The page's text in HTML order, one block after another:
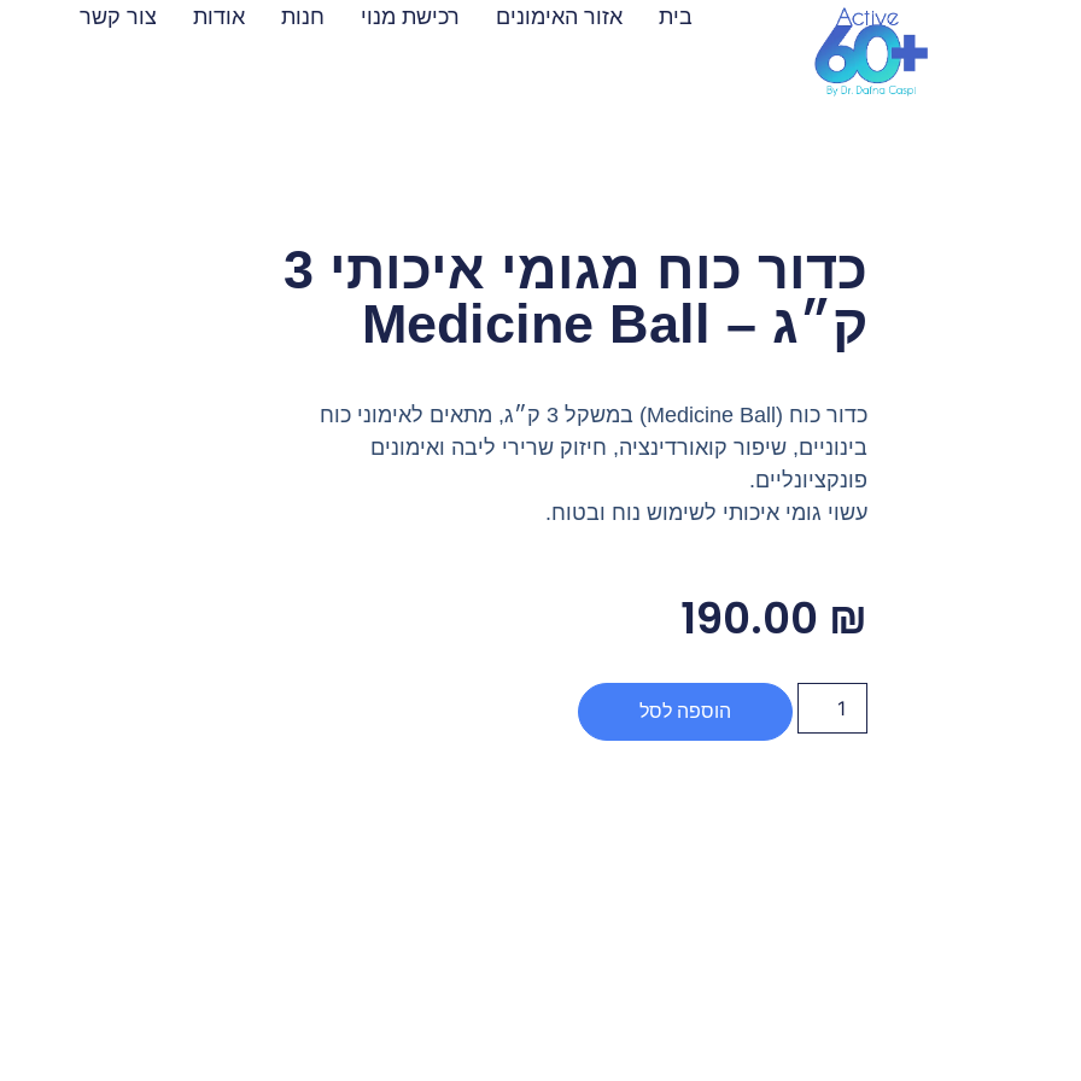
בית אזור האימונים רכישת מנוי חנות אודות צור קשר
כדור כוח מגומי איכותי 3
ק״ג – Medicine Ball
כדור כוח (Medicine Ball) במשקל 3 ק״ג, מתאים לאימוני כוח
בינוניים, שיפור קואורדינציה, חיזוק שרירי ליבה ואימונים
פונקציונליים.
עשוי גומי איכותי לשימוש נוח ובטוח.
190.00 ₪
הוספה לסל